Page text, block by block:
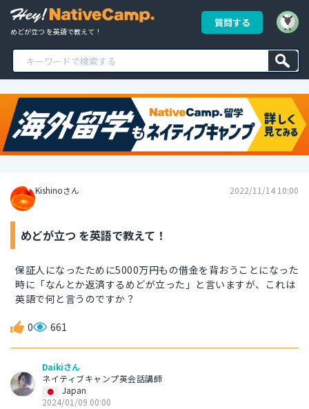
めどが立つ を英語で教えて！
質問する
Kishinoさん 2022/11/14 10:00
めどが立つ を英語で教えて！
保証人になったために5000万円もの借金を背おうことになった
時に「なんとか返済するめどが立った」と言いますが、これは
英語で何と言うのですか？
0 661
Daikiさん
ネイティブキャンプ英会話講師
Japan
2024/01/09 00:00